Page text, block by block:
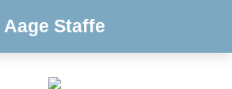
Aage Staffe